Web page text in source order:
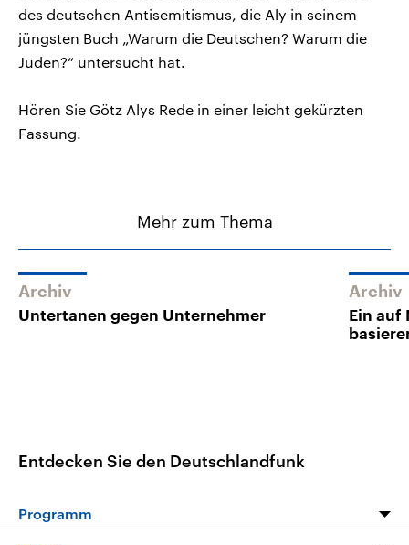
des deutschen Antisemitismus, die Aly in seinem
jüngsten Buch „Warum die Deutschen? Warum die
Juden?“ untersucht hat.
Hören Sie Götz Alys Rede in einer leicht gekürzten
Fassung.
Mehr zum Thema
Archiv
Untertanen gegen Unternehmer
Archiv
Ein
Entdecken Sie den Deutschlandfunk
Programm